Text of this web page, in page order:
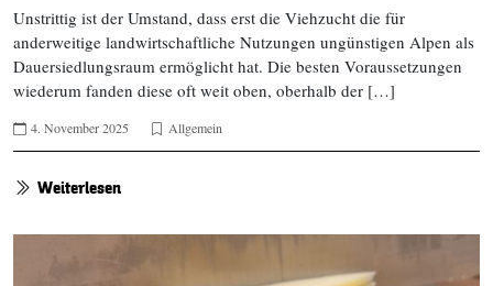
Unstrittig ist der Umstand, dass erst die Viehzucht die für
anderweitige landwirtschaftliche Nutzungen ungünstigen Alpen als
Dauersiedlungsraum ermöglicht hat. Die besten Voraussetzungen
wiederum fanden diese oft weit oben, oberhalb der […]
4. November 2025 Allgemein
Weiterlesen